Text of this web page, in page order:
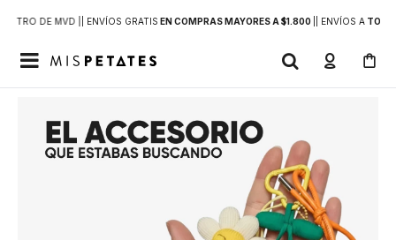
DE MVD | | ENVÍOS GRATIS EN COMPRAS MAYORES A $1.800 | ENVÍOS ATODO
